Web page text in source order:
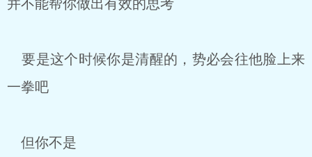
并不能帮你做出有效的思考
要是这个时候你是清醒的，势必会往他脸上来
一拳吧
但你不是